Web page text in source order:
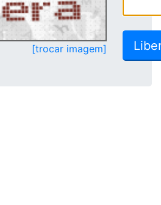
[trocar imagem]